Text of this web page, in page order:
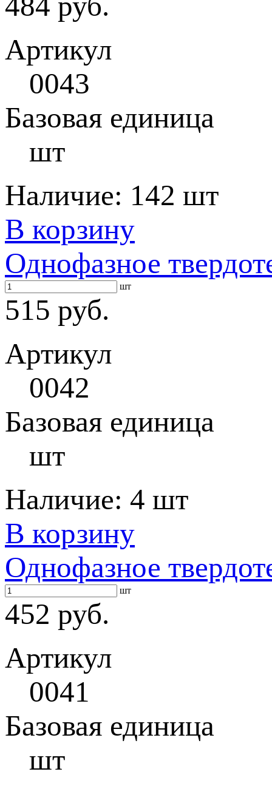
Артикул
0043
Базовая единица
шт
Наличие: 142 шт
В корзину
Однофазное
шт
515 руб.
Артикул
0042
Базовая единица
шт
Наличие: 4 шт
В корзину
Однофазное
шт
452 руб.
Артикул
0041
Базовая единица
шт